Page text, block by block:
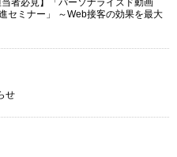
者必見】「パーソナライズド動画
セミナー」 ～Web接客の効果を最大
せ